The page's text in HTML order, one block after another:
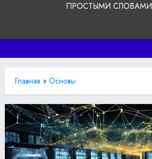
ПРОСТЫМИ СЛОВАМИ
Главная » Основы